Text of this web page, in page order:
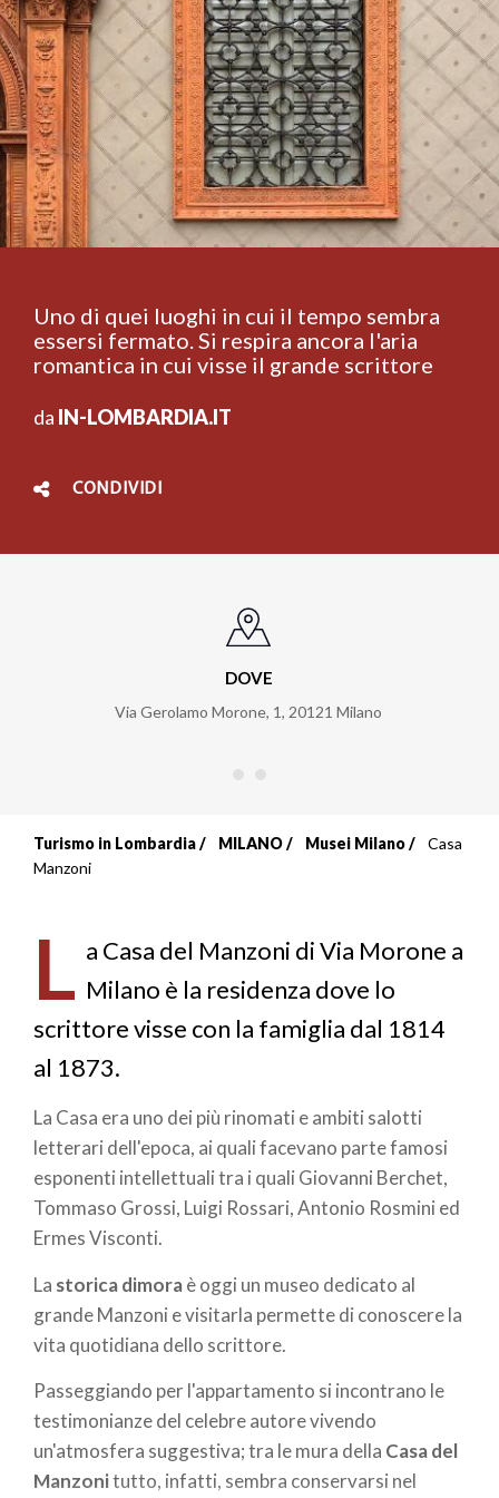
Uno di quei luoghi in cui il tempo sembra
essersi fermato. Si respira ancora l'aria
romantica in cui visse il grande scrittore
da IN-LOMBARDIA.IT
CONDIVIDI
DOVE
Via Gerolamo Morone, 1, 20121 Milano
Briciole
pane
Turismo in Lombardia MILANO Musei Milano
Casa
Manzoni
L a Casa del Manzoni di Via Morone a
Milano è la residenza dove lo
scrittore visse con la famiglia dal 1814
al 1873.
La Casa era uno dei più rinomati e ambiti salotti
letterari dell'epoca, ai quali facevano parte famosi
esponenti intellettuali tra i quali Giovanni Berchet,
Tommaso Grossi, Luigi Rossari, Antonio Rosmini ed
Ermes Visconti.
La storica dimoraè oggi un museo dedicato al
grande Manzoni e visitarla permette di conoscere la
vita quotidiana dello scrittore.
Passeggiando per l'appartamento si incontrano le
testimonianze del celebre autore vivendo
un'atmosfera suggestiva; tra le mura della Casa del
Manzonitutto, infatti, sembra conservarsi nel